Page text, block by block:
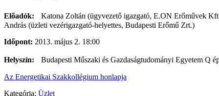
Előadók: Katona Zoltán (ügyvezető igazgató, E.ON Erőművek
András (üzleti vezérigazgató-helyettes, Budapesti Erőmű Zrt.)
Időpont: 2013. május 2. 18:00
Helyszín: Budapesti Műszaki és Gazdaságtudományi Egyetem Q
Az Energetikai Szakkollégium honlapja
Kategória: Üzlet